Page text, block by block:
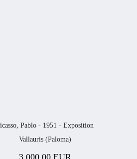
Pablo - 1951 - Exposition
Vallauris (Paloma)
3.000,00 EUR